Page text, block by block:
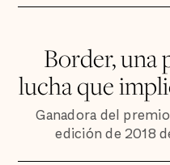
Border, una
lucha que
Ganadora del
edición de 2018